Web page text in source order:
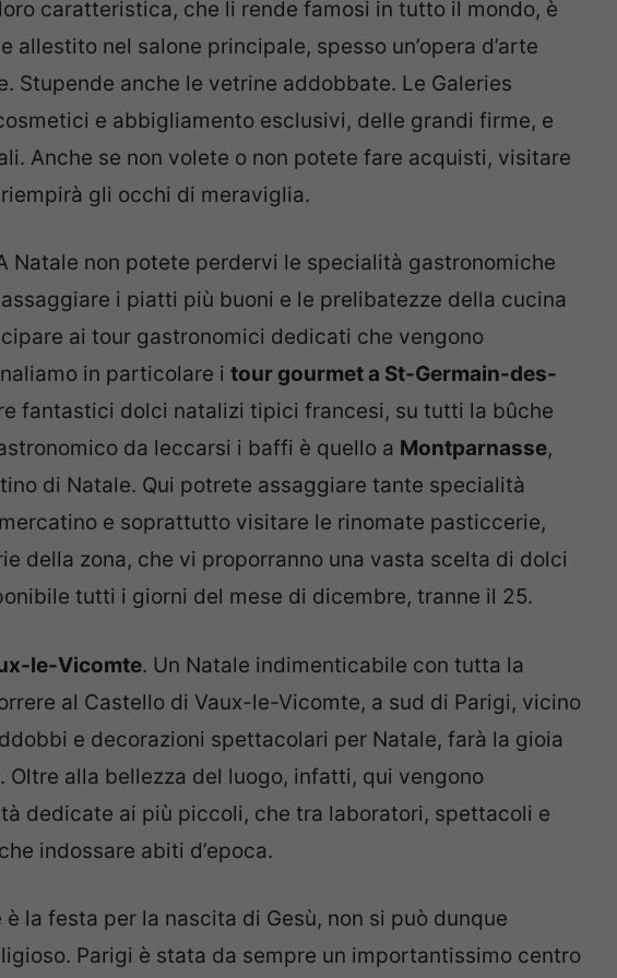
caratteristica, che li rende famosi in tutto il mondo, è
allestito nel salone principale, spesso un’opera d’arte
Stupende anche le vetrine addobbate. Le Galeries
e abbigliamento esclusivi, delle grandi firme, e
Anche se non volete o non potete fare acquisti, visitare
gli occhi di meraviglia.
Natale non potete perdervi le specialità gastronomiche
i piatti più buoni e le prelibatezze della cucina
ai tour gastronomici dedicati che vengono
in particolare i tour gourmet a St-Germain-des-
fantastici dolci natalizi tipici francesi, su tutti la bûche
da leccarsi i baffi è quello a Montparnasse,
di Natale. Qui potrete assaggiare tante specialità
e soprattutto visitare le rinomate pasticcerie,
della zona, che vi proporranno una vasta scelta di dolci
tutti i giorni del mese di dicembre, tranne il 25.
le-Vicomte. Un Natale indimenticabile con tutta la
al Castello di Vaux-le-Vicomte, a sud di Parigi, vicino
e decorazioni spettacolari per Natale, farà la gioia
alla bellezza del luogo, infatti, qui vengono
dedicate ai più piccoli, che tra laboratori, spettacoli e
indossare abiti d’epoca.
è la festa per la nascita di Gesù, non si può dunque
Parigi è stata da sempre un importantissimo centro